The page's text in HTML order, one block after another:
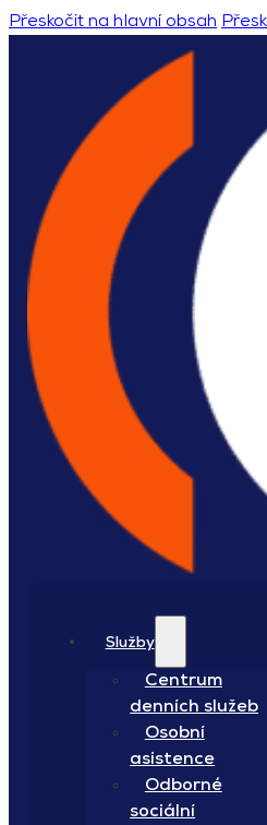
Přeskočit na hlavní obsah
Služby
Centrum
denních služeb
Osobní
asistence
Odborné
sociální